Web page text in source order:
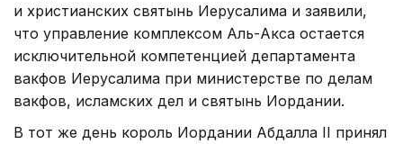
и христианских святынь Иерусалима и заявили,
что управление комплексом Аль-Акса остается
исключительной компетенцией департамента
вакфов Иерусалима при министерстве по делам
вакфов, исламских дел и святынь Иордании.
В тот же день король Иордании Абдалла II принял